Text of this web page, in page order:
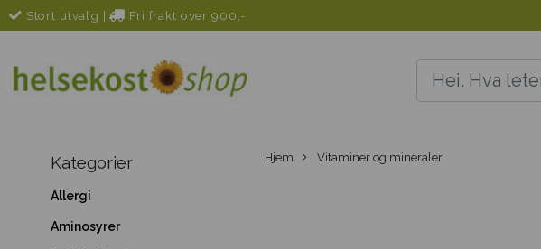
Stort utvalg | Fri frakt over 900,-
Kategorier
Allergi
Aminosyrer
Hjem Vitaminer og mineraler